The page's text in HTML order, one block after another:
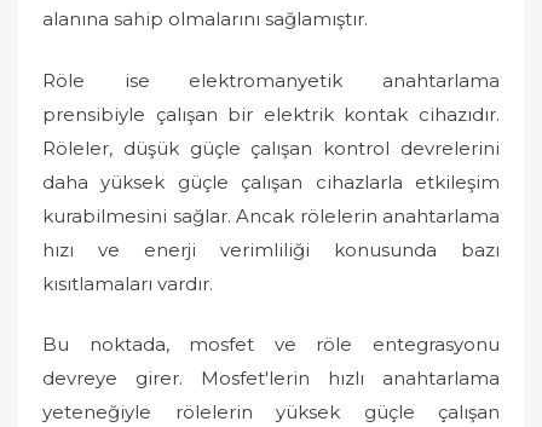
alanına sahip olmalarını sağlamıştır.
Röle ise elektromanyetik anahtarlama
prensibiyle çalışan bir elektrik kontak cihazıdır.
Röleler, düşük güçle çalışan kontrol devrelerini
daha yüksek güçle çalışan cihazlarla etkileşim
kurabilmesini sağlar. Ancak rölelerin anahtarlama
hızı ve enerji verimliliği konusunda bazı
kısıtlamaları vardır.
Bu noktada, mosfet ve röle entegrasyonu
devreye girer. Mosfet'lerin hızlı anahtarlama
yeteneğiyle rölelerin yüksek güçle çalışan